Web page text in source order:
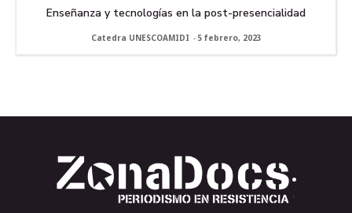
Enseñanza y tecnologías en la post-presencialidad
Catedra UNESCOAMIDI - 5 febrero, 2023
.
.